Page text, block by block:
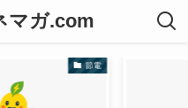
マガ.com
節電